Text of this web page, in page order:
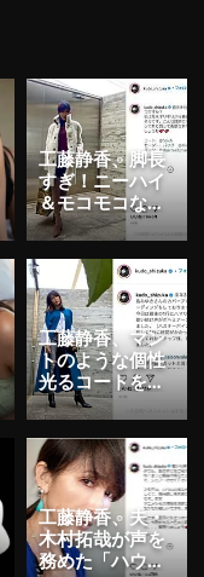
工藤静香、脚長
すぎ！ニーハイ
＆モコモコな冬
の私服コーデを
公開
工藤静香、マン
トのような個性
光るコートを着
た私服姿を公
開！
工藤静香、夫・
木村拓哉が声を
務めた「ハウ